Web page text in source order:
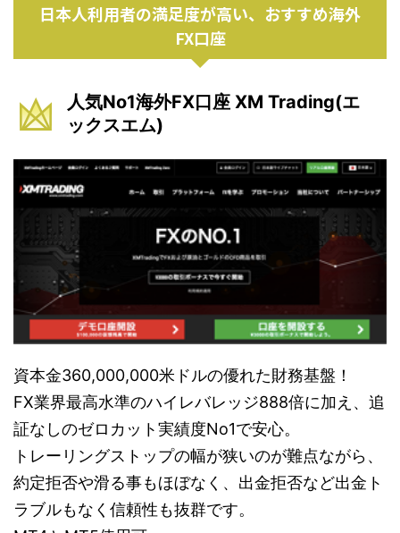
日本人利用者の満足度が高い、おすすめ海外
FX口座
人気No1海外FX口座 XM Trading(エ
ックスエム)
資本金360,000,000米ドルの優れた財務基盤！
FX業界最高水準のハイレバレッジ888倍に加え、追
証なしのゼロカット実績度No1で安心。
トレーリングストップの幅が狭いのが難点ながら、
約定拒否や滑る事もほぼなく、出金拒否など出金ト
ラブルもなく信頼性も抜群です。